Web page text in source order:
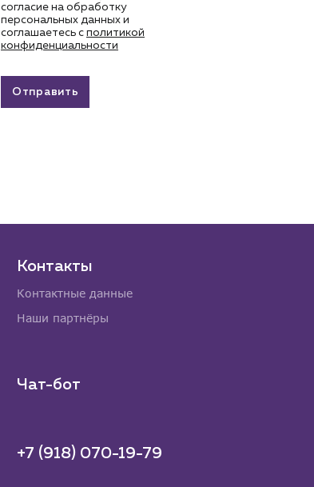
согласие на обработку
персональных данных и
соглашаетесь c политикой
конфиденциальности
Отправить
Контакты
Контактные данные
Наши партнёры
Чат-бот
+7 (918) 070-19-79